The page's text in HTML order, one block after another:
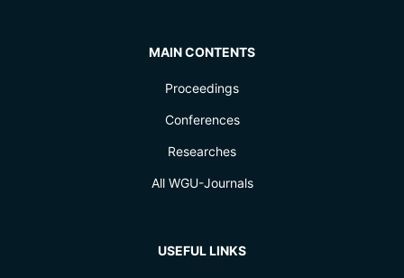
MAIN CONTENTS
Proceedings
Conferences
Researches
All WGU-Journals
USEFUL LINKS